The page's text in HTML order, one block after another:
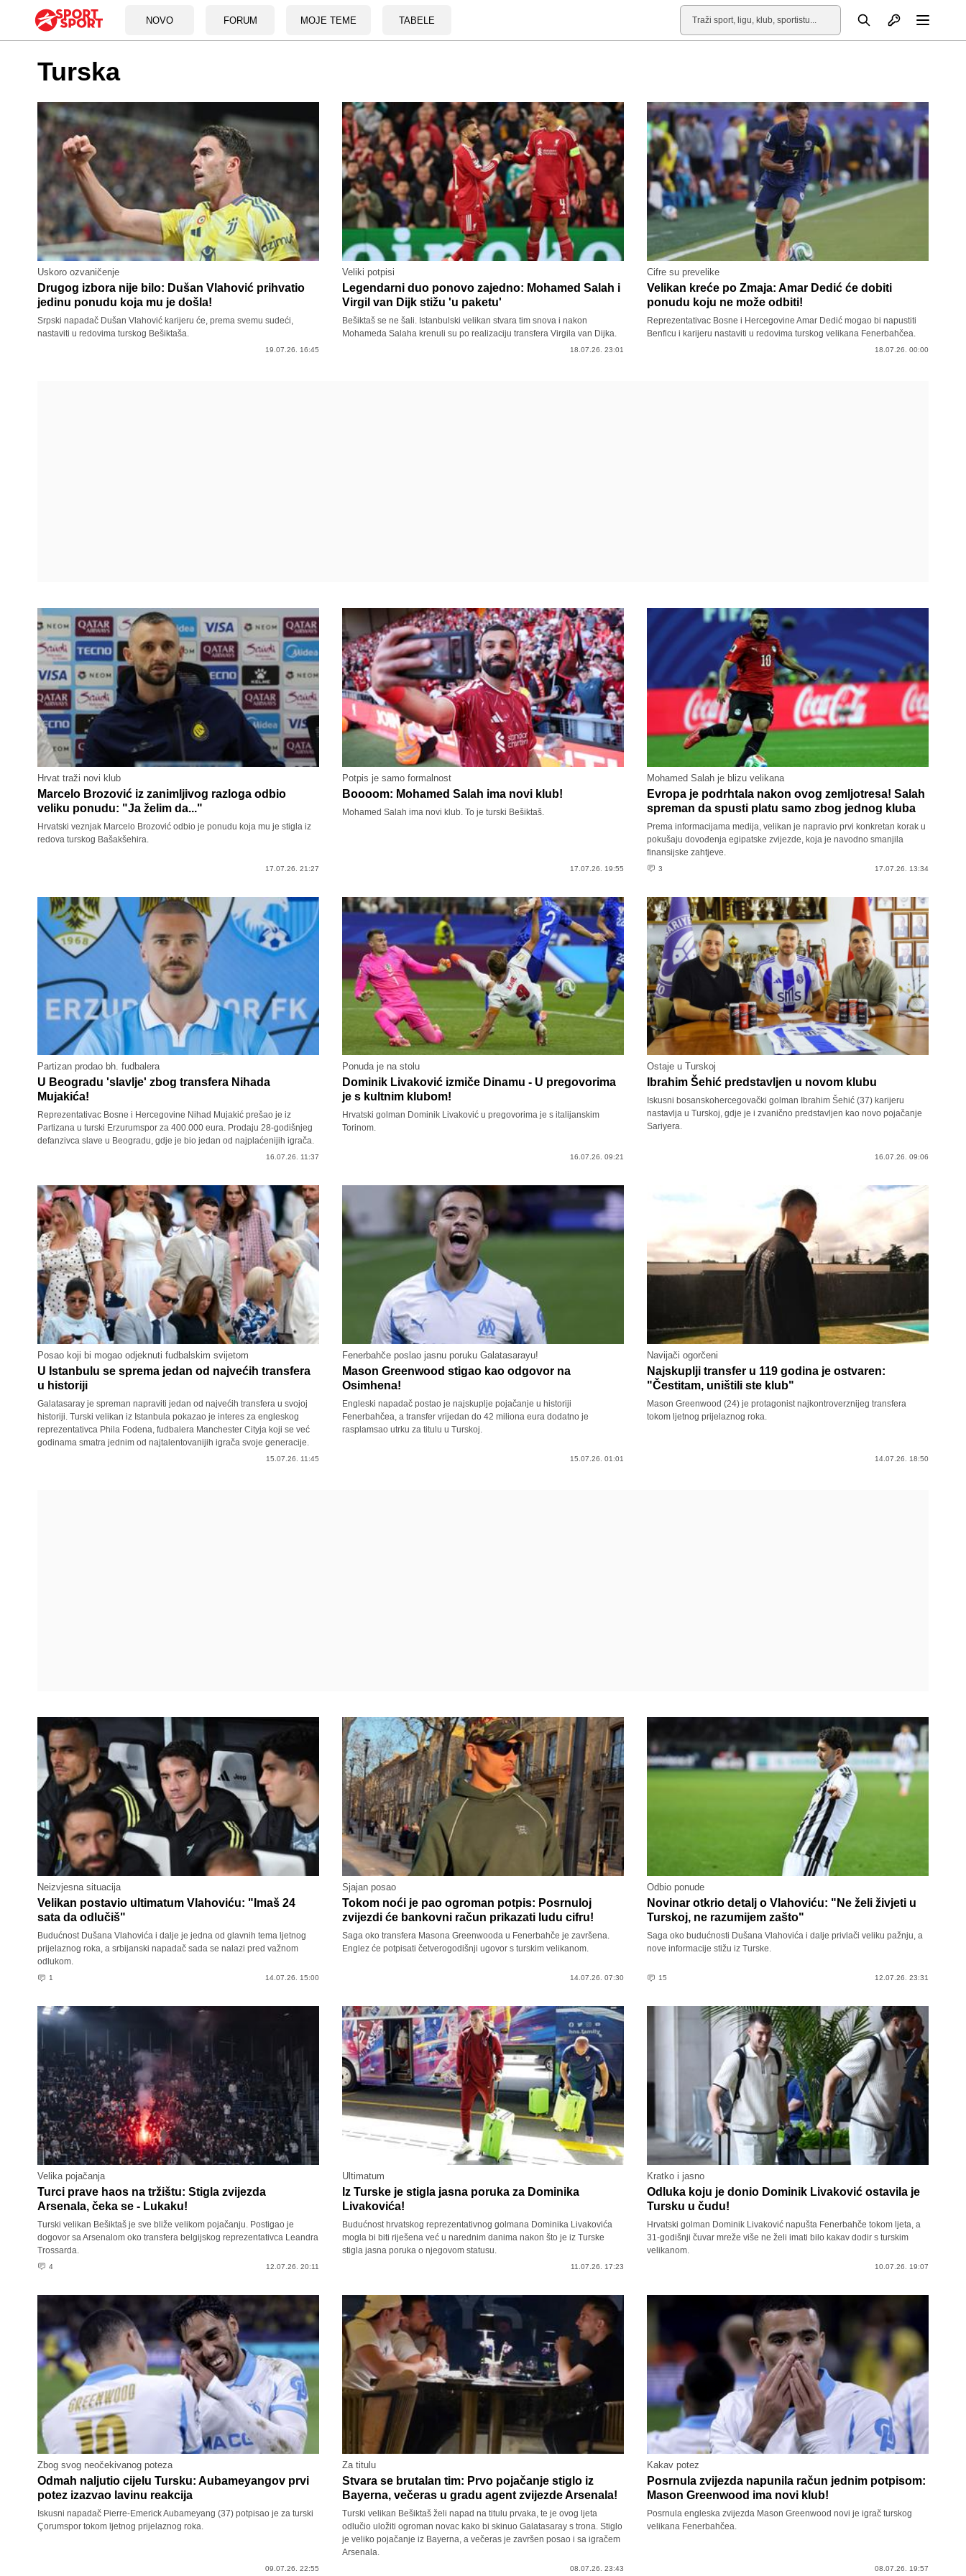
NOVO FORUM MOJE TEME TABELE
Pretraga Otvori profil
Turska
Uskoro ozvaničenje
Drugog izbora nije bilo: Dušan Vlahović prihvatio
jedinu ponudu koja mu je došla!
Srpski napadač Dušan Vlahović karijeru će, prema svemu sudeći,
nastaviti u redovima turskog Bešiktaša.
19.07.26. 16:45
Veliki potpisi
Legendarni duo ponovo zajedno: Mohamed Salah i
Virgil van Dijk stižu 'u paketu'
Bešiktaš se ne šali. Istanbulski velikan stvara tim snova i nakon
Mohameda Salaha krenuli su po realizaciju transfera Virgila van Dijka.
18.07.26. 23:01
Cifre su prevelike
Velikan kreće po Zmaja: Amar Dedić će dobiti
ponudu koju ne može odbiti!
Reprezentativac Bosne i Hercegovine Amar Dedić mogao bi napustiti
Benficu i karijeru nastaviti u redovima turskog velikana Fenerbahčea.
18.07.26. 00:00
Hrvat traži novi klub
Marcelo Brozović iz zanimljivog razloga odbio
veliku ponudu: "Ja želim da..."
Hrvatski veznjak Marcelo Brozović odbio je ponudu koja mu je stigla iz
redova turskog Bašakšehira.
17.07.26. 21:27
Potpis je samo formalnost
Boooom: Mohamed Salah ima novi klub!
Mohamed Salah ima novi klub. To je turski Bešiktaš.
17.07.26. 19:55
Mohamed Salah je blizu velikana
Evropa je podrhtala nakon ovog zemljotresa! Salah
spreman da spusti platu samo zbog jednog kluba
Prema informacijama medija, velikan je napravio prvi konkretan korak u
pokušaju dovođenja egipatske zvijezde, koja je navodno smanjila
finansijske zahtjeve.
3 17.07.26. 13:34
Partizan prodao bh. fudbalera
U Beogradu 'slavlje' zbog transfera Nihada
Mujakića!
Reprezentativac Bosne i Hercegovine Nihad Mujakić prešao je iz
Partizana u turski Erzurumspor za 400.000 eura. Prodaju 28-godišnjeg
defanzivca slave u Beogradu, gdje je bio jedan od najplaćenijih igrača.
16.07.26. 11:37
Ponuda je na stolu
Dominik Livaković izmiče Dinamu - U pregovorima
je s kultnim klubom!
Hrvatski golman Dominik Livaković u pregovorima je s italijanskim
Torinom.
16.07.26. 09:21
Ostaje u Turskoj
Ibrahim Šehić predstavljen u novom klubu
Iskusni bosanskohercegovački golman Ibrahim Šehić (37) karijeru
nastavlja u Turskoj, gdje je i zvanično predstavljen kao novo pojačanje
Sariyera.
16.07.26. 09:06
Posao koji bi mogao odjeknuti fudbalskim svijetom
U Istanbulu se sprema jedan od najvećih transfera
u historiji
Galatasaray je spreman napraviti jedan od najvećih transfera u svojoj
historiji. Turski velikan iz Istanbula pokazao je interes za engleskog
reprezentativca Phila Fodena, fudbalera Manchester Cityja koji se već
godinama smatra jednim od najtalentovanijih igrača svoje generacije.
15.07.26. 11:45
Fenerbahče poslao jasnu poruku Galatasarayu!
Mason Greenwood stigao kao odgovor na
Osimhena!
Engleski napadač postao je najskuplje pojačanje u historiji
Fenerbahčea, a transfer vrijedan do 42 miliona eura dodatno je
rasplamsao utrku za titulu u Turskoj.
15.07.26. 01:01
Navijači ogorčeni
Najskuplji transfer u 119 godina je ostvaren:
"Čestitam, uništili ste klub"
Mason Greenwood (24) je protagonist najkontroverznijeg transfera
tokom ljetnog prijelaznog roka.
14.07.26. 18:50
Neizvjesna situacija
Velikan postavio ultimatum Vlahoviću: "Imaš 24
sata da odlučiš"
Budućnost Dušana Vlahovića i dalje je jedna od glavnih tema ljetnog
prijelaznog roka, a srbijanski napadač sada se nalazi pred važnom
odlukom.
1 14.07.26. 15:00
Sjajan posao
Tokom noći je pao ogroman potpis: Posrnuloj
zvijezdi će bankovni račun prikazati ludu cifru!
Saga oko transfera Masona Greenwooda u Fenerbahče je završena.
Englez će potpisati četverogodišnji ugovor s turskim velikanom.
14.07.26. 07:30
Odbio ponude
Novinar otkrio detalj o Vlahoviću: "Ne želi živjeti u
Turskoj, ne razumijem zašto"
Saga oko budućnosti Dušana Vlahovića i dalje privlači veliku pažnju, a
nove informacije stižu iz Turske.
15 12.07.26. 23:31
Velika pojačanja
Turci prave haos na tržištu: Stigla zvijezda
Arsenala, čeka se - Lukaku!
Turski velikan Bešiktaš je sve bliže velikom pojačanju. Postigao je
dogovor sa Arsenalom oko transfera belgijskog reprezentativca Leandra
Trossarda.
4 12.07.26. 20:11
Ultimatum
Iz Turske je stigla jasna poruka za Dominika
Livakovića!
Budućnost hrvatskog reprezentativnog golmana Dominika Livakovića
mogla bi biti riješena već u narednim danima nakon što je iz Turske
stigla jasna poruka o njegovom statusu.
11.07.26. 17:23
Kratko i jasno
Odluka koju je donio Dominik Livaković ostavila je
Tursku u čudu!
Hrvatski golman Dominik Livaković napušta Fenerbahče tokom ljeta, a
31-godišnji čuvar mreže više ne želi imati bilo kakav dodir s turskim
velikanom.
10.07.26. 19:07
Zbog svog neočekivanog poteza
Odmah naljutio cijelu Tursku: Aubameyangov prvi
potez izazvao lavinu reakcija
Iskusni napadač Pierre-Emerick Aubameyang (37) potpisao je za turski
Çorumspor tokom ljetnog prijelaznog roka.
09.07.26. 22:55
Za titulu
Stvara se brutalan tim: Prvo pojačanje stiglo iz
Bayerna, večeras u gradu agent zvijezde Arsenala!
Turski velikan Bešiktaš želi napad na titulu prvaka, te je ovog ljeta
odlučio uložiti ogroman novac kako bi skinuo Galatasaray s trona. Stiglo
je veliko pojačanje iz Bayerna, a večeras je završen posao i sa igračem
Arsenala.
08.07.26. 23:43
Kakav potez
Posrnula zvijezda napunila račun jednim potpisom:
Mason Greenwood ima novi klub!
Posrnula engleska zvijezda Mason Greenwood novi je igrač turskog
velikana Fenerbahčea.
08.07.26. 19:57